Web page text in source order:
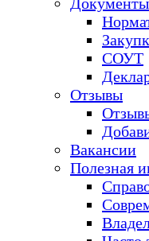
СОУТ
Отзывы
Вакансии
Полезная